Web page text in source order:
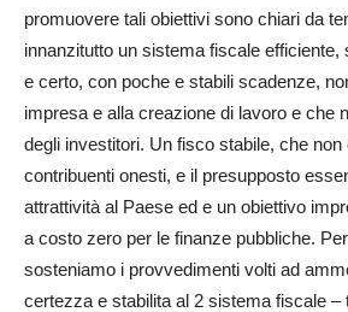
promuovere tali obiettivi sono chiari da
innanzitutto un sistema fiscale efficiente,
e certo, con poche e stabili scadenze,
impresa e alla creazione di lavoro e che
degli investitori. Un fisco stabile, che
contribuenti onesti, e il presupposto
attrattività al Paese ed e un obiettivo
a costo zero per le finanze pubbliche.
sosteniamo i provvedimenti volti ad
certezza e stabilita al 2 sistema fiscale –